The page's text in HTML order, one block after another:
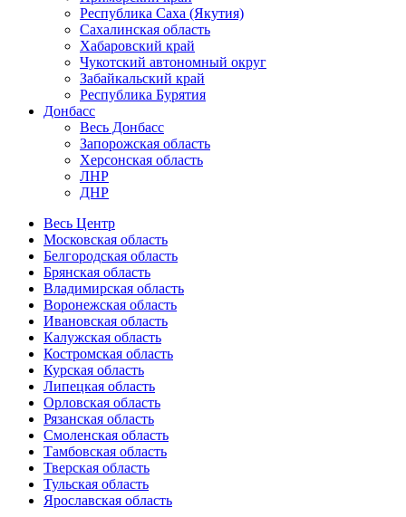
Республика Саха (Якутия)
Сахалинская область
Хабаровский край
Чукотский автономный округ
Забайкальский край
Республика Бурятия
Донбасс
Весь Донбасс
Запорожская область
Херсонская область
ЛНР
ДНР
Весь Центр
Московская область
Белгородская область
Брянская область
Владимирская область
Воронежская область
Ивановская область
Калужская область
Костромская область
Курская область
Липецкая область
Орловская область
Рязанская область
Смоленская область
Тамбовская область
Тверская область
Тульская область
Ярославская область